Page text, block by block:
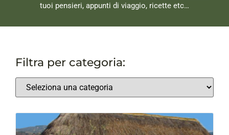
tuoi pensieri, appunti di viaggio, ricette etc…
Filtra per categoria: